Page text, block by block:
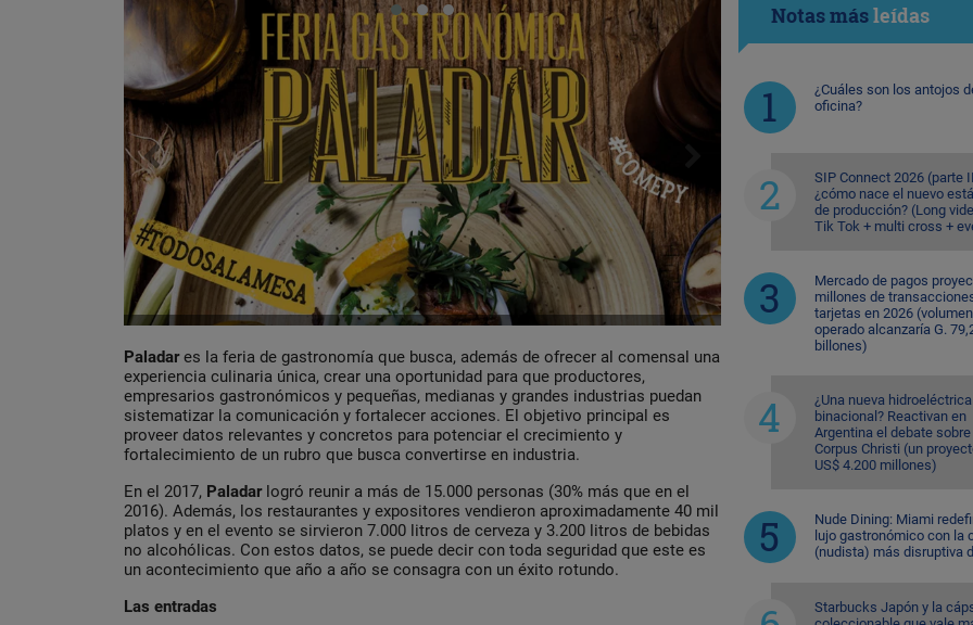
Paladares la feria de gastronomía que busca, además de ofrecer al comensal una
experiencia culinaria única, crear una oportunidad para que productores,
empresarios gastronómicos y pequeñas, medianas y grandes industrias puedan
sistematizar la comunicación y fortalecer acciones. El objetivo principal es
proveer datos relevantes y concretos para potenciar el crecimiento y
fortalecimiento de un rubro que busca convertirse en industria.
En el 2017, Paladar logró reunir a más de 15.000 personas (30% más que en el
2016). Además, los restaurantes y expositores vendieron aproximadamente 40 mil
platos y en el evento se sirvieron 7.000 litros de cerveza y 3.200 litros de bebidas
no alcohólicas. Con estos datos, se puede decir con toda seguridad que este es
un acontecimiento que año a año se consagra con un éxito rotundo.
Las entradas
Notas másleídas
¿Cuáles son los antojos
oficina?
SIP Connect 2026 (parte
¿cómo nace el nuevo
de producción? (Long
Tik Tok + multi cross +
Mercado de pagos
millones de
tarjetas en 2026 (volumen
operado alcanzaría G.
billones)
¿Una nueva hidroeléctrica
binacional? Reactivan en
Argentina el debate sobre
Corpus Christi (un
US$ 4.200 millones)
Nude Dining: Miami
lujo gastronómico con la
(nudista) más disruptiva
Starbucks Japón y la